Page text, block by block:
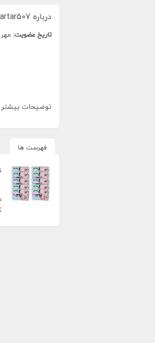
درباره mobarbartar507
تاریخ عضویت: مهر ۲۰, ۱۳۹۹
توضیحات بیشتر
فهرست ها